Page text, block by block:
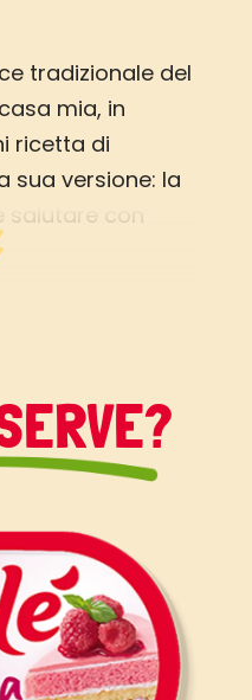
tradizionale del
mia, in
ricetta di
sua versione: la
salutare con
Pasticceria,